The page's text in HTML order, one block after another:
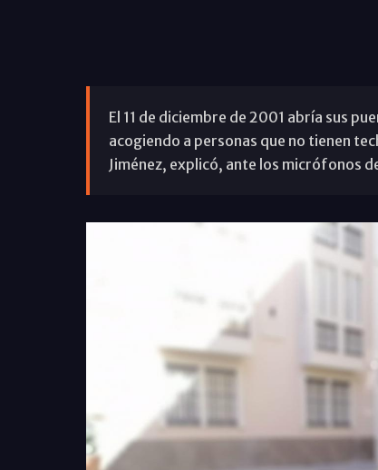
El 11 de diciembre de 2001 abría sus
acogiendo a personas que no tienen
Jiménez, explicó, ante los micrófonos